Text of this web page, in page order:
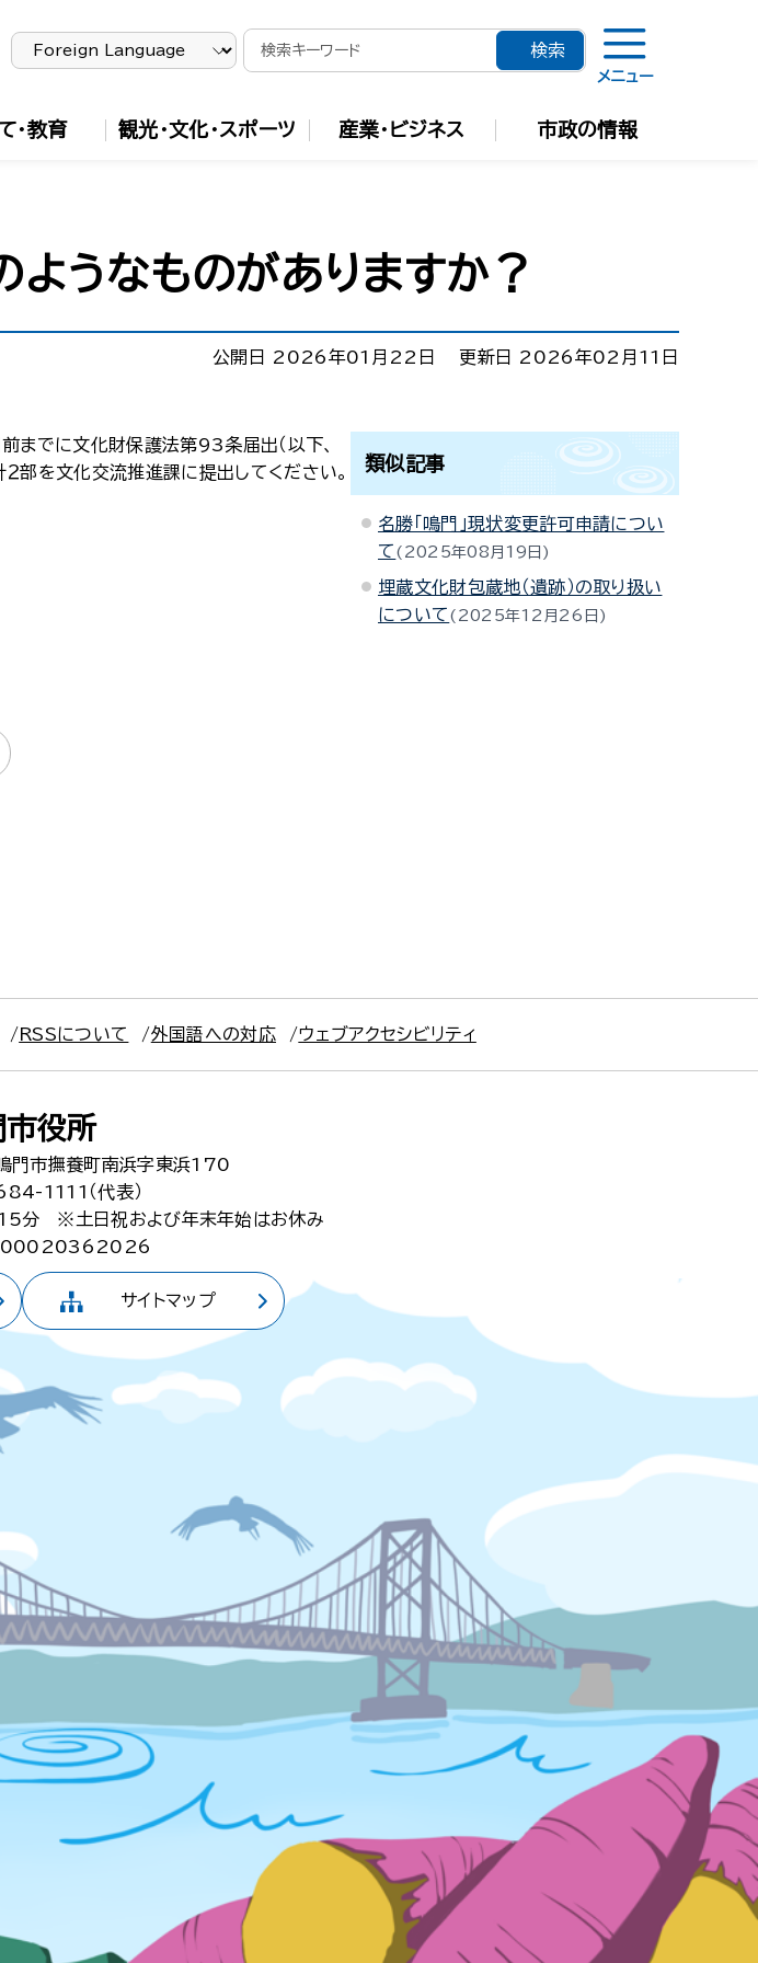
メニュー
・教育 観光・文化・スポーツ 産業・ビジネス 市政の情報
うなものがありますか？
公開日 2026年01月22日 更新日 2026年02月11日
までに文化財保護法第93条届出（以下、
部を文化交流推進課に提出してください。
類似記事
名勝「鳴門」現状変更許可申請につい
て
2025年08月19日
埋蔵文化財包蔵地（遺跡）の取り扱い
について
2025年12月26日
RSSについて 外国語への対応 ウェブアクセシビリティ
市役所
門市撫養町南浜字東浜170
1111（代表）
分
※土日祝および年末年始はお休み
サイトマップ